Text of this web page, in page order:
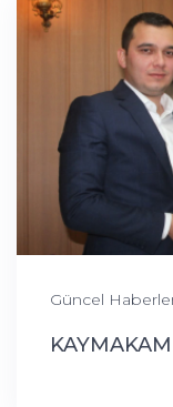
Güncel